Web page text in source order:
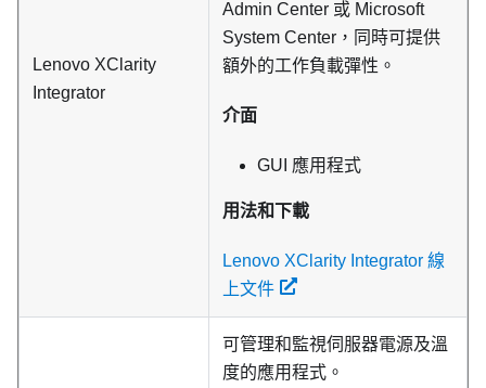
Lenovo XClarity
Integrator
Admin Center 或 Microsoft
System Center，同時可提供
額外的工作負載彈性。
介面
GUI 應用程式
用法和下載
Lenovo XClarity Integrator 線
上文件
可管理和監視伺服器電源及溫
度的應用程式。